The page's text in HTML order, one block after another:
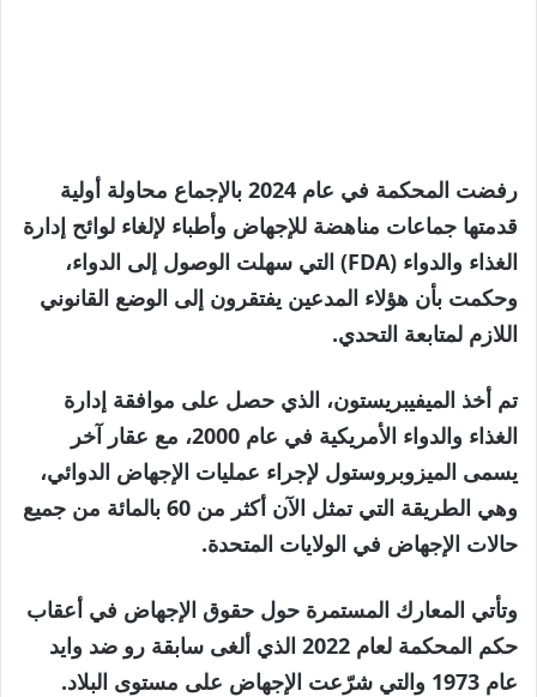
رفضت المحكمة في عام 2024 بالإجماع محاولة أولية
قدمتها جماعات مناهضة للإجهاض وأطباء لإلغاء لوائح إدارة
الغذاء والدواء (FDA) التي سهلت الوصول إلى الدواء،
وحكمت بأن هؤلاء المدعين يفتقرون إلى الوضع القانوني
اللازم لمتابعة التحدي.
تم أخذ الميفيبريستون، الذي حصل على موافقة إدارة
الغذاء والدواء الأمريكية في عام 2000، مع عقار آخر
يسمى الميزوبروستول لإجراء عمليات الإجهاض الدوائي،
وهي الطريقة التي تمثل الآن أكثر من 60 بالمائة من جميع
حالات الإجهاض في الولايات المتحدة.
وتأتي المعارك المستمرة حول حقوق الإجهاض في أعقاب
حكم المحكمة لعام 2022 الذي ألغى سابقة رو ضد وايد
عام 1973 والتي شرّعت الإجهاض على مستوى البلاد.